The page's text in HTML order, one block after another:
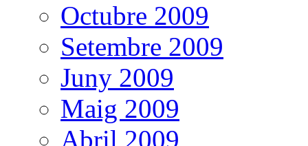
Octubre 2009
Setembre 2009
Juny 2009
Maig 2009
Abril 2009